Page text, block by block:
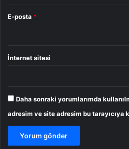
E-posta *
İnternet sitesi
Daha sonraki yorumlarımda
adresim ve site adresim bu tarayıcıya